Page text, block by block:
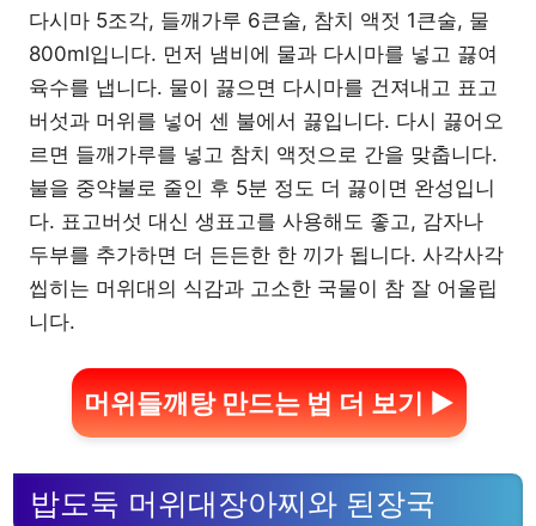
다시마 5조각, 들깨가루 6큰술, 참치 액젓 1큰술, 물
800ml입니다. 먼저 냄비에 물과 다시마를 넣고 끓여
육수를 냅니다. 물이 끓으면 다시마를 건져내고 표고
버섯과 머위를 넣어 센 불에서 끓입니다. 다시 끓어오
르면 들깨가루를 넣고 참치 액젓으로 간을 맞춥니다.
불을 중약불로 줄인 후 5분 정도 더 끓이면 완성입니
다. 표고버섯 대신 생표고를 사용해도 좋고, 감자나
두부를 추가하면 더 든든한 한 끼가 됩니다. 사각사각
씹히는 머위대의 식감과 고소한 국물이 참 잘 어울립
니다.
머위들깨탕 만드는 법 더 보기 ▶
밥도둑 머위대장아찌와 된장국